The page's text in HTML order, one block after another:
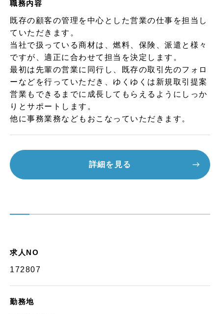
職務内容
既存の顧客の管理を中心とした営業の仕事を担当し
ていただきます。
当社で扱っている商材は、燃料、保険、派遣と様々
ですが、適正に合わせて担当を決定します。
最初は先輩の営業に同行し、既存の取引先のフォロ
ーなどを行っていただき、ゆくゆくは新規取引提案
営業もできるまでに成長してもらえるようにしっか
りとサポートします。
他に事務業務などもおこなっていただきます。
詳細を見る
求人NO
172807
勤務地